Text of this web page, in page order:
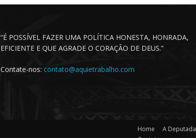
“É POSSÍVEL FAZER UMA POLÍTICA HONESTA, HONRADA,
EFICIENTE E QUE AGRADE O CORAÇÃO DE DEUS.”
Contate-nos: contato@aquietrabalho.com
Home A Deputada